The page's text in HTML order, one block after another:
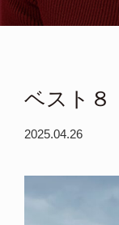
ベスト８
2025.04.26